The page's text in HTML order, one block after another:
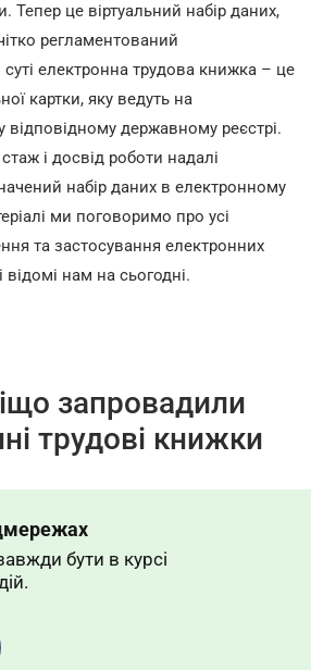
Тепер це віртуальний набір даних,
регламентований
електронна трудова книжка – це
картки, яку ведуть на
відповідному державному реєстрі.
і досвід роботи надалі
набір даних в електронному
ми поговоримо про усі
та застосування електронних
нам на сьогодні.
запровадили
трудові книжки
бути в курсі